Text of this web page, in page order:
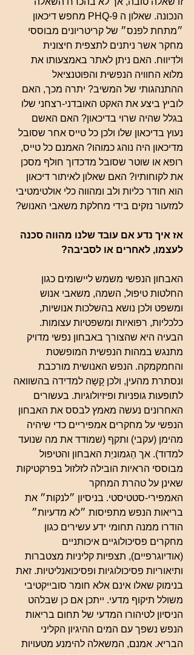
הנכונה. שאלון ה PHQ-9 מחפש דיכאון
״מתחת לפנס״ של קריטריונים מבוססי
מחקר אשר ניתנים לתצפית חיצונית
ולדִיווּח. האם ניתן לאתר באמצעותו את
מלוא החוויה הנפשית והפוטנציאל
ההתנהגותי של המשיב? יתרה מכך, האם
לוביץ ביצע את האקט האובדני-רצחני שלו
בגלל שהיה שרוי בדיכאון? האם האשם
נעוץ בדיכאון שלו ולכן כל טייס אחר שסובל
מדיכאון היה נוהג כמוהו? האמנם כל טייס,
רופא או שוטר שסובל מדכדוך חולף מסכן
את לקוחותיו? האם שאלון לאיתור דיכאון
הוא חודר כליות ולב ומהווה כלי אולטימטיבי
למזעור נזקים בידי מחלקת משאבי האנוש?
אז איך נדע אם עובד שלנו מהווה סכנה
לעצמו, לאחרים או לסביבה?
האבחון הנפשי משמש ליישומים כגון
החלטות טיפול, השמה, משאבי אנוש
ומשפט ולכן נושא בהשלכות אנושיות,
כלכליות, רפואיות ומשפטיות עצומות.
הבעיה היא שהצורך באבחון נפשי מדויק
מתנגש במהות הנפשית המופשטת
והחמקמקה. הנפש האנושית מורכבת
ונסתרת מהעין, ולכן קָשָה למדידה בהשוואה
לתופעות גופניות ופיזיולוגיות. בעשורים
האחרונים נעשה מאמץ לבסס את האבחון
הנפשי על מחקרים אמפיריים כדי שיהיה
מהימן (עקבי) ותקף (שמודד את מה שנועד
למדוד). אך הֵגמוניַת האבחון והטיפול
מבוססי הראיות הובילה לזלזול בפרקטיקות
שאינן על טהרת המחקר
האמפירי-סטטיסטי. בניסיון ״לנקות״ את
בריאות הנפש מתפיסות ״לא מדעיות״
הודרו ממנה תחומי ידע עשירים כגון
מחקרים פסיכולוגיים איכותניים
(אודיוגרפיים), תצפיות קליניות מצטברות
ותיאוריות פסיכולוגיות ופסיכואנליטיות. זאת
בנימוק שאלו אינם אלא חומר סובייקטיבי
משולל תיקוף מדעי. ייתכן אם כן שבלהט
הניסיון לטיהורו המדעי של תחום בריאות
הנפש נשפך עם המים ההיגיון הקליני
הבריא. אמנם, המשאלה להימנע מטעויות